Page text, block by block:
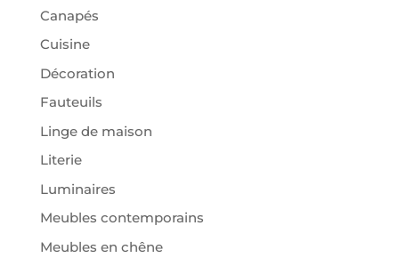
Canapés
Cuisine
Décoration
Fauteuils
Linge de maison
Literie
Luminaires
Meubles contemporains
Meubles en chêne